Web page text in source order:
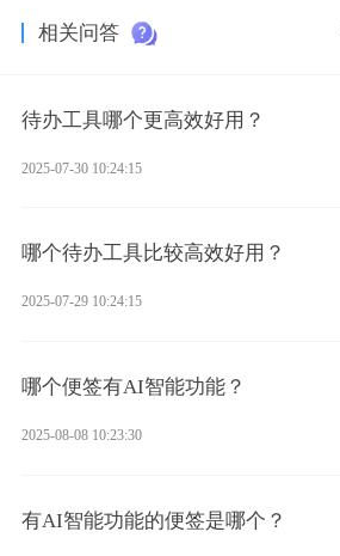
相关问答
待办工具哪个更高效好用？
2025-07-30 10:24:15
哪个待办工具比较高效好用？
2025-07-29 10:24:15
哪个便签有AI智能功能？
2025-08-08 10:23:30
有AI智能功能的便签是哪个？